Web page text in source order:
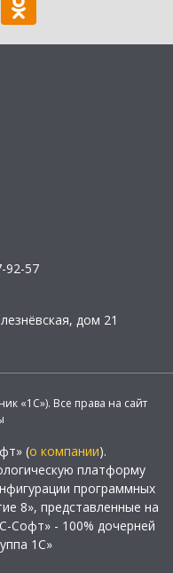
92-57
дом 21
«1С»). Все права на сайт
(о компании).
платформу
программных
8», представленные на
Софт» - 100% дочерней
1С»